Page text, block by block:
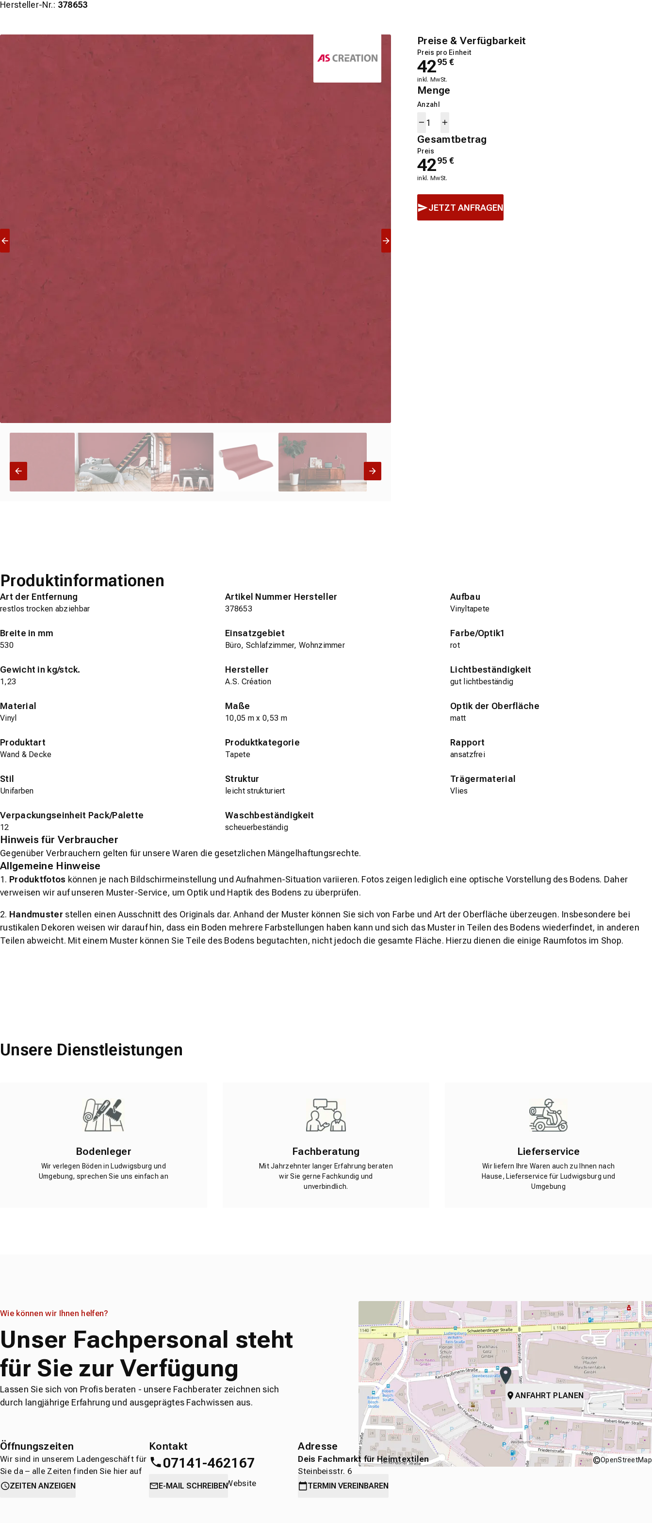
Hersteller-Nr.: 378653
Preise & Verfügbarkeit
Preis pro Einheit
4295 €
inkl. MwSt.
Menge
Anzahl
Gesamtbetrag
Preis
4295 €
inkl. MwSt.
JETZT ANFRAGEN
Produktinformationen
Art der Entfernung
restlos trocken abziehbar
Artikel Nummer Hersteller
378653
Aufbau
Vinyltapete
Breite in mm
530
Einsatzgebiet
Büro, Schlafzimmer, Wohnzimmer
Farbe/Optik1
rot
Gewicht in kg/stck.
1,23
Hersteller
A.S. Création
Lichtbeständigkeit
gut lichtbeständig
Material
Vinyl
Maße
10,05 m x 0,53 m
Optik der Oberfläche
matt
Produktart
Wand & Decke
Produktkategorie
Tapete
Rapport
ansatzfrei
Stil
Unifarben
Struktur
leicht strukturiert
Trägermaterial
Vlies
Verpackungseinheit Pack/Palette
12
Waschbeständigkeit
scheuerbeständig
Hinweis für Verbraucher
Gegenüber Verbrauchern gelten für unsere Waren die gesetzlichen Mängelhaftungsrechte.
Allgemeine Hinweise
1. Produktfotos können je nach Bildschirmeinstellung und Aufnahmen-Situation variieren. Fotos zeigen lediglich eine optische Vorstellung des Bodens. Daher
verweisen wir auf unseren Muster-Service, um Optik und Haptik des Bodens zu überprüfen.
2. Handmuster stellen einen Ausschnitt des Originals dar. Anhand der Muster können Sie sich von Farbe und Art der Oberfläche überzeugen. Insbesondere bei
rustikalen Dekoren weisen wir darauf hin, dass ein Boden mehrere Farbstellungen haben kann und sich das Muster in Teilen des Bodens wiederfindet, in anderen
Teilen abweicht. Mit einem Muster können Sie Teile des Bodens begutachten, nicht jedoch die gesamte Fläche. Hierzu dienen die einige Raumfotos im Shop.
Unsere Dienstleistungen
Bodenleger
Wir verlegen Böden in Ludwigsburg und
Umgebung, sprechen Sie uns einfach an
Fachberatung
Mit Jahrzehnter langer Erfahrung beraten
wir Sie gerne Fachkundig und
unverbindlich.
Lieferservice
Wir liefern Ihre Waren auch zu Ihnen nach
Hause, Lieferservice für Ludwigsburg und
Umgebung
Wie können wir Ihnen helfen?
Unser Fachpersonal steht
für Sie zur Verfügung
Lassen Sie sich von Profis beraten - unsere Fachberater zeichnen sich
durch langjährige Erfahrung und ausgeprägtes Fachwissen aus.
Öffnungszeiten
Wir sind in unserem Ladengeschäft für
Sie da – alle Zeiten finden Sie hier auf
einen Blick.
ZEITEN ANZEIGEN
Kontakt
07141-462167
oderdirekt über die Website
E-MAIL SCHREIBEN
Adresse
Deis Fachmarkt für Heimtextilen
Steinbeisstr. 6
71636 Ludwigsburg
TERMIN VEREINBAREN
ANFAHRT PLANEN
©OpenStreetMap